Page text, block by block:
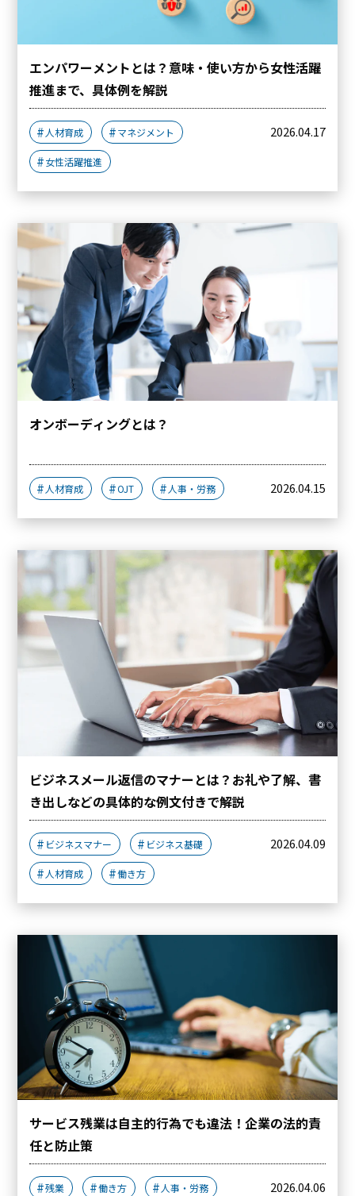
エンパワーメントとは？意味・使い方から女性活躍
推進まで、具体例を解説
人材育成 マネジメント
女性活躍推進
2026.04.17
オンボーディングとは？
人材育成 OJT 人事・労務 2026.04.15
ビジネスメール返信のマナーとは？お礼や了解、書
き出しなどの具体的な例文付きで解説
ビジネスマナー ビジネス基礎
人材育成 働き方
2026.04.09
サービス残業は自主的行為でも違法！企業の法的責
任と防止策
残業 働き方 人事・労務 2026.04.06